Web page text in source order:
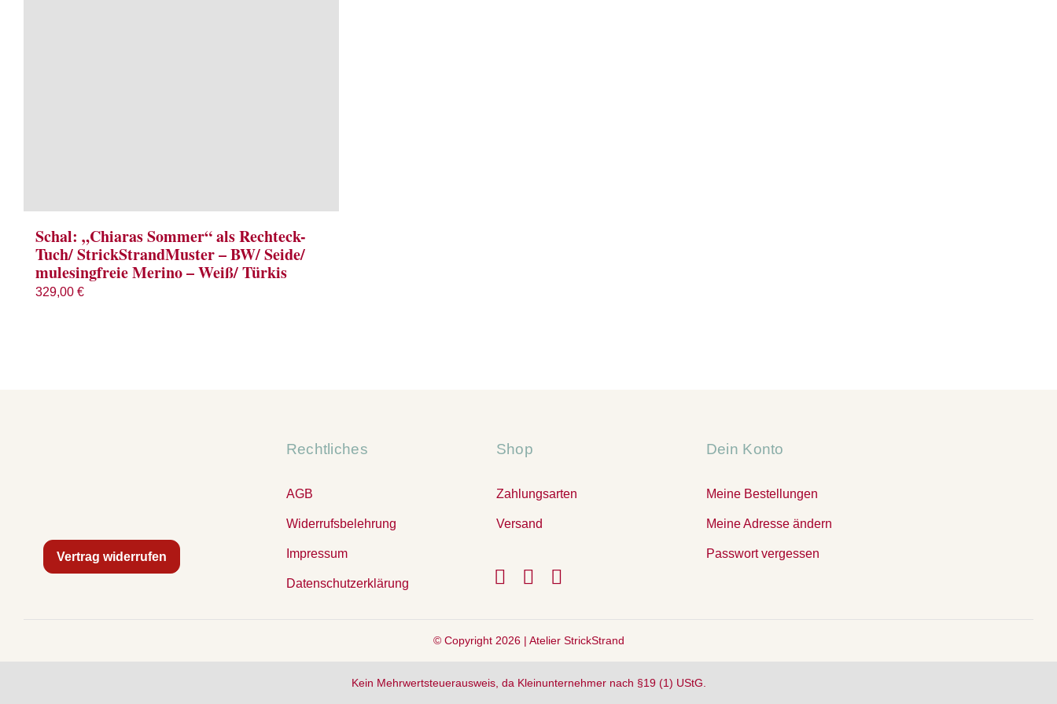
Schal: „Chiaras Sommer“ als Rechteck-
Tuch/ StrickStrandMuster – BW/ Seide/
mulesingfreie Merino – Weiß/ Türkis
329,00 €
Vertrag widerrufen
Rechtliches
AGB
Widerrufsbelehrung
Impressum
Datenschutzerklärung
Shop
Zahlungsarten
Versand
Dein Konto
Meine Bestellungen
Meine Adresse ändern
Passwort vergessen
© Copyright 2026 | Atelier StrickStrand
Kein Mehrwertsteuerausweis, da Kleinunternehmer nach §19 (1) UStG.